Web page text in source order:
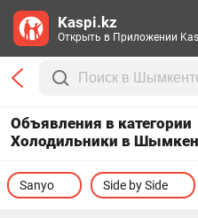
Объявления в категории
Холодильники в
Sanyo Side by Side
Kaspi.kz
Открыть в Приложении